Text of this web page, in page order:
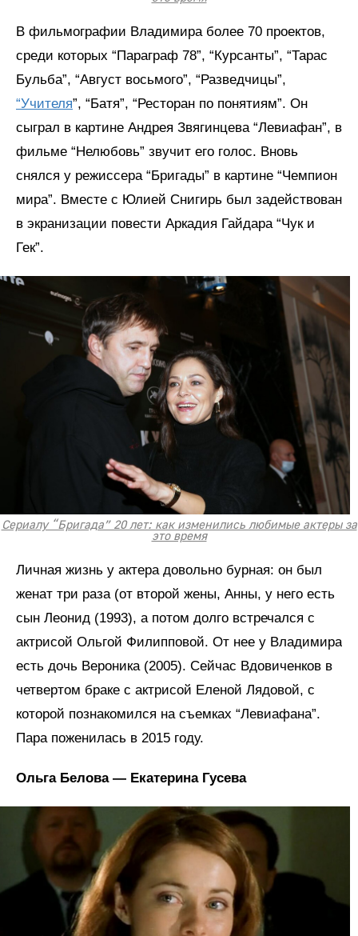
В фильмографии Владимира более 70 проектов,
среди которых “Параграф 78”, “Курсанты”, “Тарас
Бульба”, “Август восьмого”, “Разведчицы”,
“Учителя”, “Батя”, “Ресторан по понятиям”. Он
сыграл в картине Андрея Звягинцева “Левиафан”, в
фильме “Нелюбовь” звучит его голос. Вновь
снялся у режиссера “Бригады” в картине “Чемпион
мира”. Вместе с Юлией Снигирь был задействован
в экранизации повести Аркадия Гайдара “Чук и
Гек”.
Сериалу “Бригада” 20 лет: как изменились любимые актеры за
это время
Личная жизнь у актера довольно бурная: он был
женат три раза (от второй жены, Анны, у него есть
сын Леонид (1993), а потом долго встречался с
актрисой Ольгой Филипповой. От нее у Владимира
есть дочь Вероника (2005). Сейчас Вдовиченков в
четвертом браке с актрисой Еленой Лядовой, с
которой познакомился на съемках “Левиафана”.
Пара поженилась в 2015 году.
Ольга Белова — Екатерина Гусева